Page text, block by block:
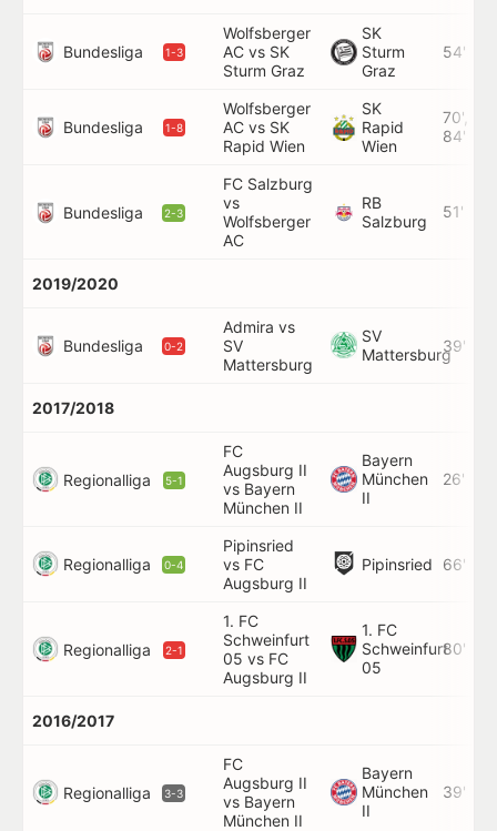
Bundesliga 1-3
Wolfsberger
AC vs SK
Sturm Graz
SK
Sturm
Graz
54'
Bundesliga 1-8
Wolfsberger
AC vs SK
Rapid Wien
SK
Rapid
Wien
70',
84'
Bundesliga 2-3
FC Salzburg
vs
Wolfsberger
AC
RB
Salzburg
51'
2019/2020
Bundesliga 0-2
Admira vs
SV
Mattersburg
SV
Mattersburg39'
2017/2018
Regionalliga 5-1
FC
Augsburg II
vs Bayern
München II
Bayern
München
II
26'
Regionalliga 0-4
Pipinsried
vs FC
Augsburg II
Pipinsried 66'
Regionalliga 2-1
1. FC
Schweinfurt
05 vs FC
Augsburg II
1. FC
Schweinfurt
05
80'
2016/2017
Regionalliga 3-3
FC
Augsburg II
vs Bayern
München II
Bayern
München
II
39'